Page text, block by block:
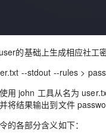
的基础上生成相应社工
--stdout --rules >
用 john 工具从名为
将结果输出到文件
的各部分含义如下：